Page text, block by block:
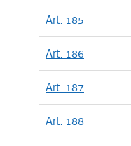
Art. 185
Art. 186
Art. 187
Art. 188